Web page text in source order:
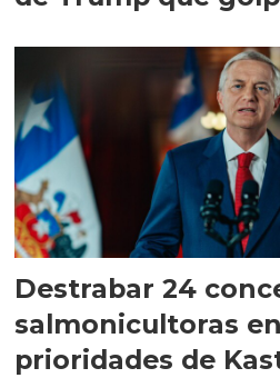
Destrabar 24
salmonicultoras
prioridades de